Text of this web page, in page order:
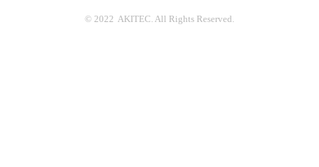
© 2022 AKITEC. All Rights Reserved.